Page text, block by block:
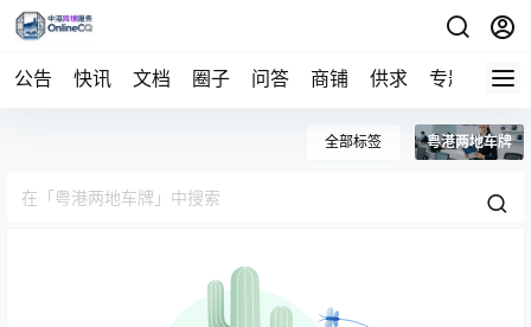
公告 快讯 文档 圈子 问答 商铺 供求 专题 导航
全部标签 粤港两地车牌